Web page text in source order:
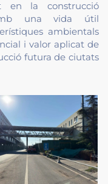
en la construcció
una vida útil
ambientals
i valor aplicat de
futura de ciutats